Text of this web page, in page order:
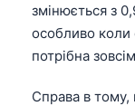
змінюється з
особливо коли
потрібна
Справа в